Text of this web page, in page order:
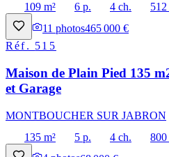
109 m²
6 p. 4 ch.
512
11 photos465 000 €
Réf. 515
Maison de Plain Pied 135
et Garage
MONTBOUCHER SUR JABRON
135 m²
5 p. 4 ch.
800